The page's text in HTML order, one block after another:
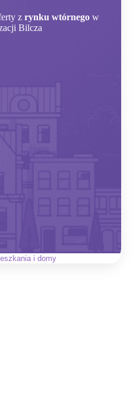
z rynku wtórnego w
Bilcza
i domy